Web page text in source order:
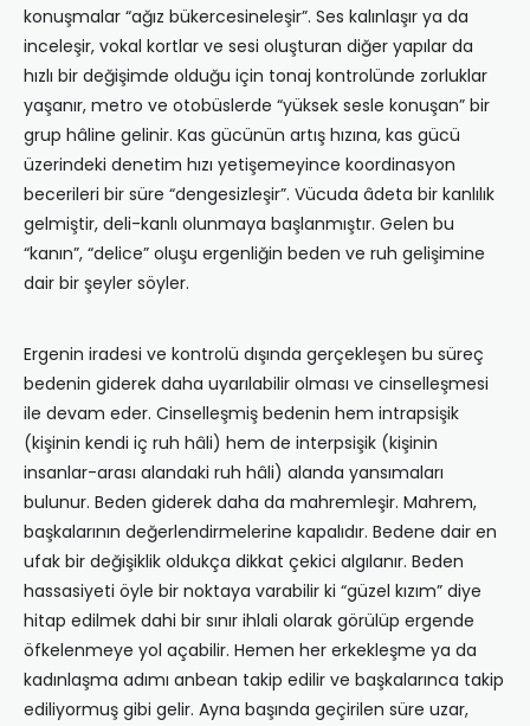
konuşmalar “ağız bükercesineleşir”. Ses kalınlaşır ya da
inceleşir, vokal kortlar ve sesi oluşturan diğer yapılar da
hızlı bir değişimde olduğu için tonaj kontrolünde zorluklar
yaşanır, metro ve otobüslerde “yüksek sesle konuşan” bir
grup hâline gelinir. Kas gücünün artış hızına, kas gücü
üzerindeki denetim hızı yetişemeyince koordinasyon
becerileri bir süre “dengesizleşir”. Vücuda âdeta bir kanlılık
gelmiştir, deli-kanlı olunmaya başlanmıştır. Gelen bu
“kanın”, “delice” oluşu ergenliğin beden ve ruh gelişimine
dair bir şeyler söyler.
Ergenin iradesi ve kontrolü dışında gerçekleşen bu süreç
bedenin giderek daha uyarılabilir olması ve cinselleşmesi
ile devam eder. Cinselleşmiş bedenin hem intrapsişik
(kişinin kendi iç ruh hâli) hem de interpsişik (kişinin
insanlar-arası alandaki ruh hâli) alanda yansımaları
bulunur. Beden giderek daha da mahremleşir. Mahrem,
başkalarının değerlendirmelerine kapalıdır. Bedene dair en
ufak bir değişiklik oldukça dikkat çekici algılanır. Beden
hassasiyeti öyle bir noktaya varabilir ki “güzel kızım” diye
hitap edilmek dahi bir sınır ihlali olarak görülüp ergende
öfkelenmeye yol açabilir. Hemen her erkekleşme ya da
kadınlaşma adımı anbean takip edilir ve başkalarınca takip
ediliyormuş gibi gelir. Ayna başında geçirilen süre uzar,